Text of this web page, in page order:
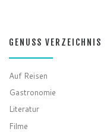
GENUSS VERZEICHNIS
Auf Reisen
Gastronomie
Literatur
Filme